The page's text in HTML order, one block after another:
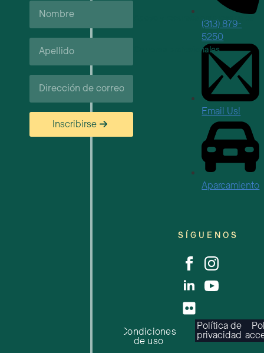
Nombre
Apellido*
Correo
electrónico
Inscribirse
Apoyo y recursos empresariales
Carreras profesionales
(313) 879-
5250
Email Us!
Aparcamiento
SÍGUENOS
Condiciones
de uso
Política de
privacidad